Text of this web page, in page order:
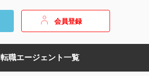
会員登録
転職エージェント一覧